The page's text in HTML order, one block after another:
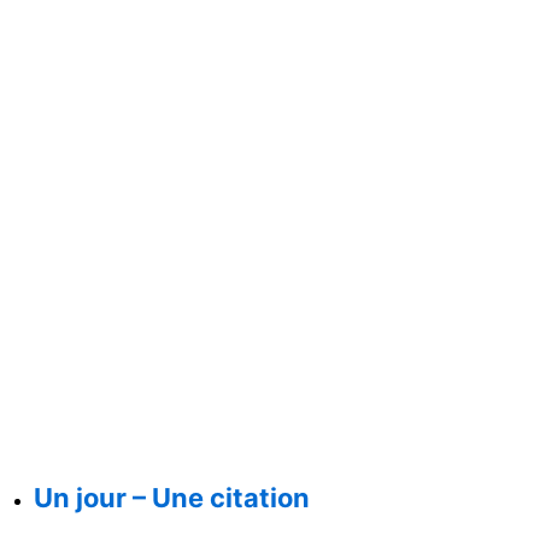
Un jour – Une citation